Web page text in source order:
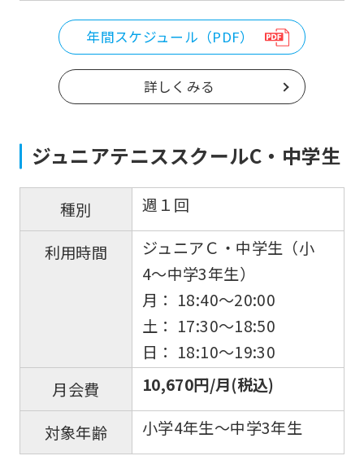
年間スケジュール（PDF）
詳しくみる
ジュニアテニススクールC・中学生
種別 週１回
利用時間
ジュニアＣ・中学生（小
4〜中学3年生）
月： 18:40〜20:00
土： 17:30〜18:50
日： 18:10〜19:30
月会費
10,670円/月(税込)
対象年齢 小学4年生〜中学3年生
an
accurate
translation.
The
may
differ
from
original
content.
We
ask
that
you
fully
understand
this